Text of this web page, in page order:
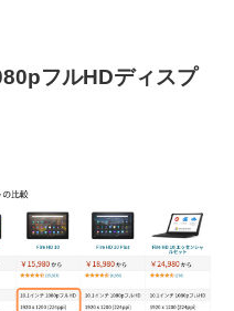
フルHDディスプ